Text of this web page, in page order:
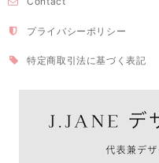
プライバシーポリシー
特定商取引法に基づく表記